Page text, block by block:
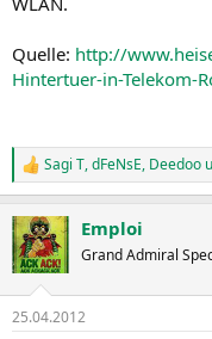
Quelle: http://
Hintertuer-in-Telekom-
R
e
k
t
i
e
Sagi T,dFeNsE, Deedoo
Emploi
Grand Admiral
25.04.2012